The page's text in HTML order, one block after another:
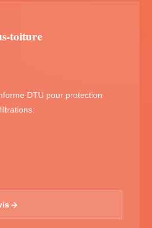
toiture
DTU pour protection